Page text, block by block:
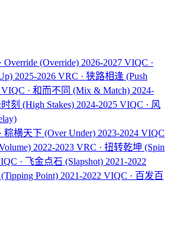
Override (Override) 2026-2027 VIQC ·
2025-2026 VRC · 狭路相逢 (Push
VIQC · 和而不同 (Mix & Match) 2024-
刻 (High Stakes) 2024-2025 VIQC · 风
粽横天下 (Over Under) 2023-2024 VIQC
2022-2023 VRC · 扭转乾坤 (Spin
· 飞金点石 (Slapshot) 2021-2022
(Tipping Point) 2021-2022 VIQC · 百发百